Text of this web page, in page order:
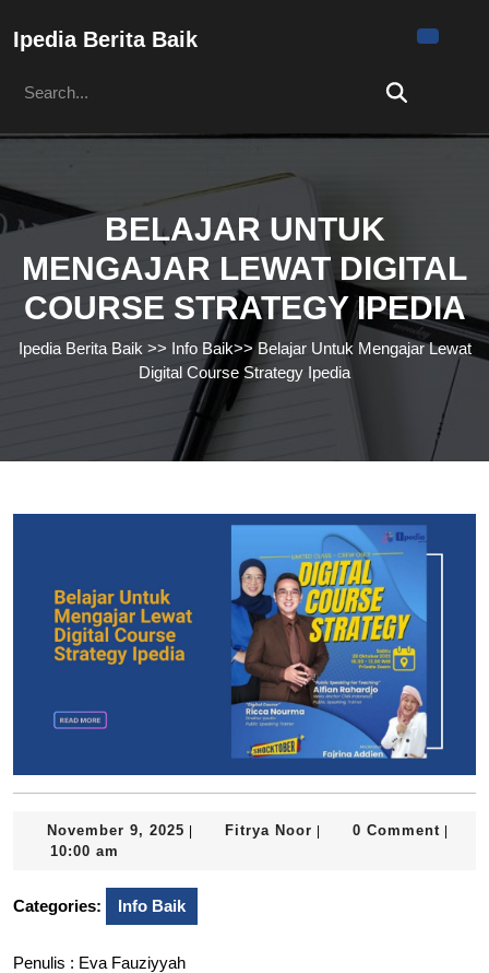
Ipedia Berita Baik
for:
BELAJAR UNTUK
MENGAJAR LEWAT DIGITAL
COURSE STRATEGY IPEDIA
Ipedia Berita Baik >> Info Baik>>Belajar Untuk Mengajar Lewat
Digital Course Strategy Ipedia
November 9, 2025 November
| Fitrya Noor Fitrya
| 0 Comment |
10:00 am
Categories: Info Baik
Penulis : Eva Fauziyyah